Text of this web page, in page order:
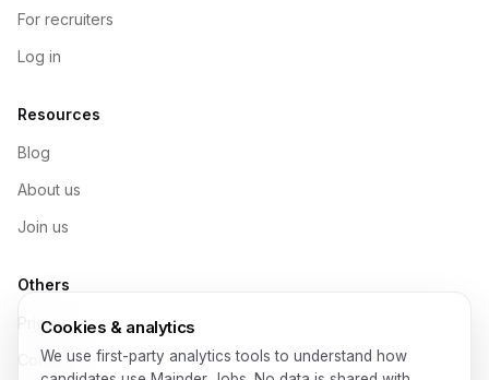
For recruiters
Log in
Resources
Blog
About us
Join us
Others
Pricing
Contact
Cookies & analytics
We use first-party analytics tools to understand how